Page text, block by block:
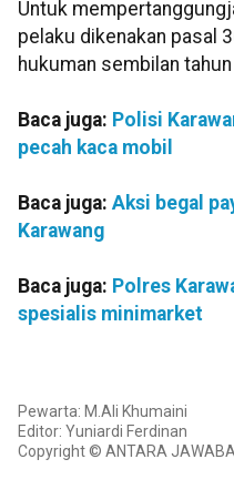
Untuk
pelaku dikenakan pasal
hukuman sembilan
Baca juga: Polisi
pecah kaca mobil
Baca juga: Aksi begal
Karawang
Baca juga: Polres
spesialis minimarket
Pewarta: M.Ali Khumaini
Editor: Yuniardi Ferdinan
Copyright © ANTARA